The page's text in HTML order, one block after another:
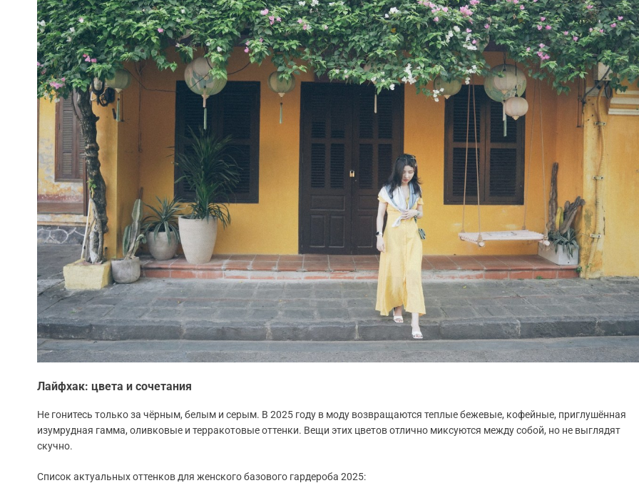
Лайфхак: цвета и сочетания
Не гонитесь только за чёрным, белым и серым. В 2025 году в моду возвращаются теплые бежевые, кофейные, приглушённая
изумрудная гамма, оливковые и терракотовые оттенки. Вещи этих цветов отлично миксуются между собой, но не выглядят
скучно.
Список актуальных оттенков для женского базового гардероба 2025: